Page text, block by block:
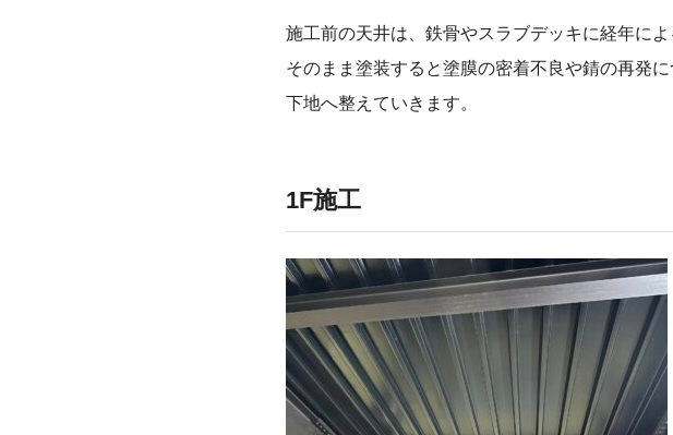
施工前の天井は、鉄骨やスラブデッキに経年に
そのまま塗装すると塗膜の密着不良や錆の再発
下地へ整えていきます。
1F施工